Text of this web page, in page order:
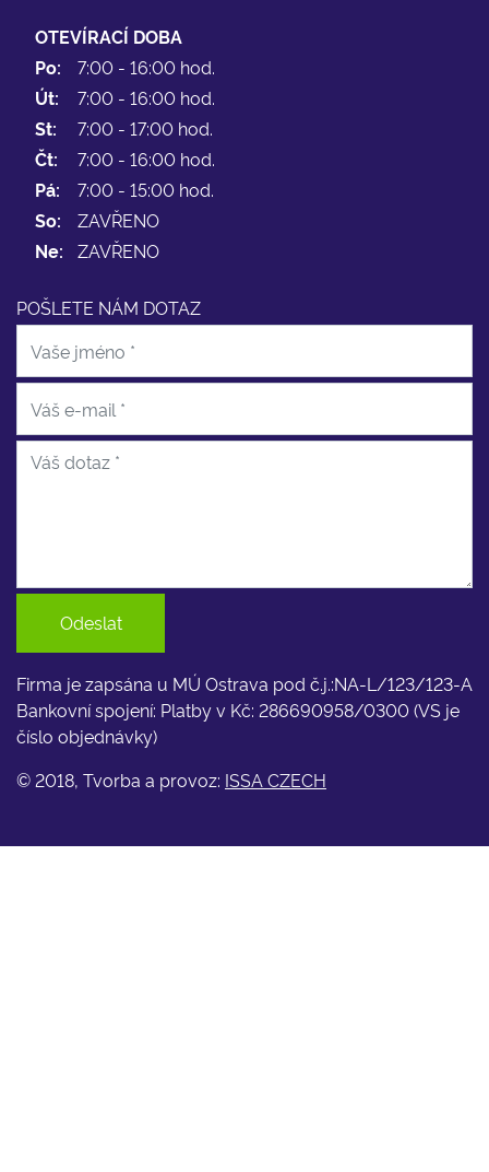
OTEVÍRACÍ DOBA
Po:
7:00 - 16:00 hod.
Út:
7:00 - 16:00 hod.
St:
7:00 - 17:00 hod.
Čt:
7:00 - 16:00 hod.
Pá:
7:00 - 15:00 hod.
So:
ZAVŘENO
Ne:
ZAVŘENO
POŠLETE NÁM DOTAZ
Odeslat
Firma je zapsána u MÚ Ostrava pod č.j.:NA-L/123/123-A
Bankovní spojení: Platby v Kč: 286690958/0300 (VS je
číslo objednávky)
© 2018, Tvorba a provoz: ISSA CZECH